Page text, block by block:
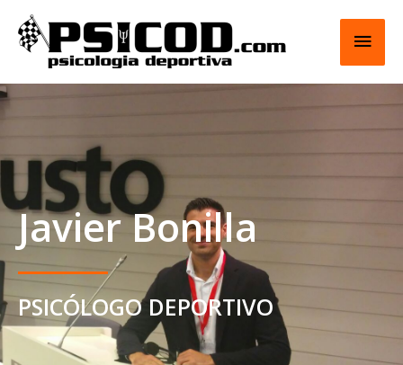
contenido
Javier Bonilla
PSICÓLOGO DEPORTIVO